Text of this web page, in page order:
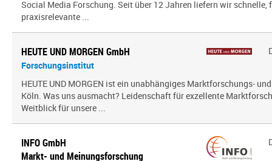
Social Media Forschung. Seit über 12 Jahren liefern wir schnelle,
praxisrelevante ...
HEUTE UND MORGEN GmbH
Forschungsinstitut
HEUTE UND MORGEN ist ein unabhängiges Marktforschungs-
Köln. Was uns ausmacht? Leidenschaft für exzellente
Weitblick für unsere ...
INFO GmbH
Markt- und Meinungsforschung